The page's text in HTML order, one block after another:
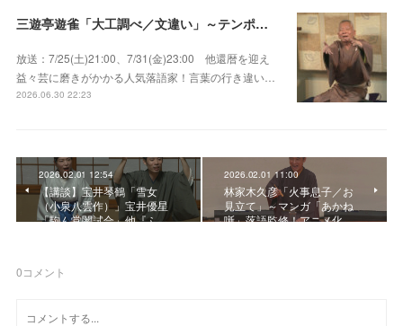
三遊亭遊雀「大工調べ／文違い」～テンポよくたたみかける語り口で人気・実力とも屈指！
放送：7/25(土)21:00、7/31(金)23:00 他還暦を迎え
益々芸に磨きがかかる人気落語家！言葉の行き違い…
2026.06.30 22:23
2026.02.01 12:54
【講談】宝井琴鶴「雪女
（小泉八雲作）」宝井優星
「駒ん堂闇試合」他『ふ…
2026.02.01 11:00
林家木久彦「火事息子／お
見立て」～マンガ「あかね
噺」落語監修！アニメ化…
0コメント